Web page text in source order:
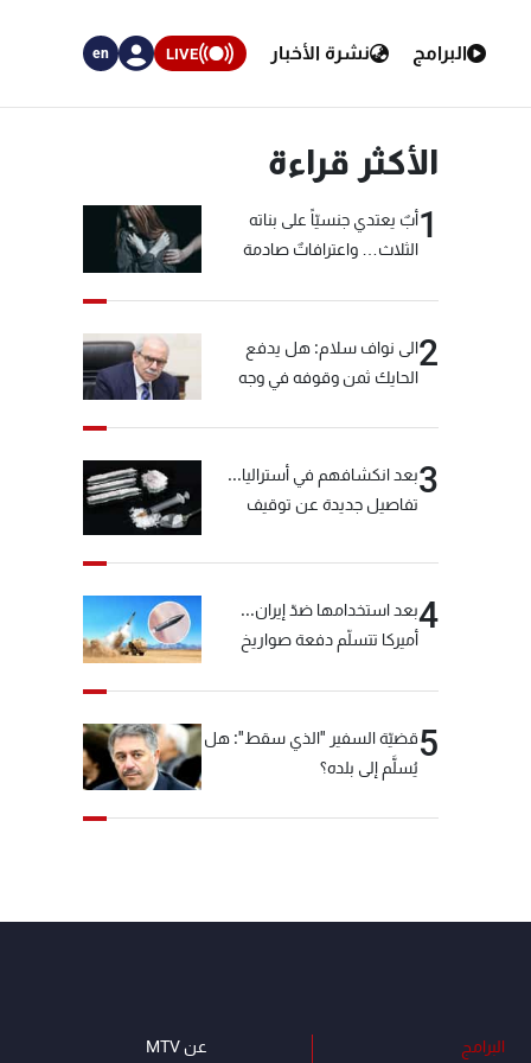
البرامج نشرة الأخبار LIVE
en
الأكثر قراءة
1أبٌ يعتدي جنسيّاً على بناته
الثلاث… واعترافاتٌ صادمة
2الى نواف سلام: هل يدفع
الحايك ثمن وقوفه في وجه
3بعد انكشافهم في أستراليا...
تفاصيل جديدة عن توقيف
4بعد استخدامها ضدّ إيران...
أميركا تتسلّم دفعة صواريخ
5قضيّة السفير "الذي سقط": هل
يُسلَّم إلى بلده؟
البرامج عن MTV